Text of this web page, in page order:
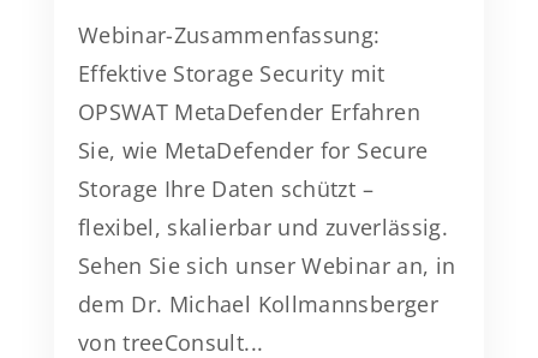
Webinar-Zusammenfassung:
Effektive Storage Security mit
OPSWAT MetaDefender Erfahren
Sie, wie MetaDefender for Secure
Storage Ihre Daten schützt –
flexibel, skalierbar und zuverlässig.
Sehen Sie sich unser Webinar an, in
dem Dr. Michael Kollmannsberger
von treeConsult...